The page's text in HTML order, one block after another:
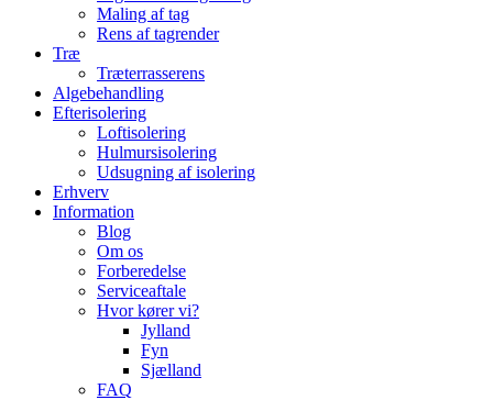
Maling af tag
Rens af tagrender
Træ
Træterrasserens
Algebehandling
Efterisolering
Loftisolering
Hulmursisolering
Udsugning af isolering
Erhverv
Information
Blog
Om os
Forberedelse
Serviceaftale
Hvor kører vi?
Jylland
Fyn
Sjælland
FAQ